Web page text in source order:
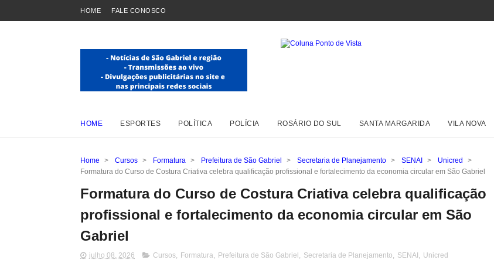
HOME FALE CONOSCO
HOME ESPORTES POLÍTICA POLÍCIA ROSÁRIO DO SUL SANTA MARGARIDA VILA NOVA
Home > Cursos > Formatura > Prefeitura de São Gabriel > Secretaria de Planejamento > SENAI > Unicred
>
Formatura do Curso de Costura Criativa celebra qualificação profissional e fortalecimento da economia circular em São Gabriel
Formatura do Curso de Costura Criativa celebra qualificação
profissional e fortalecimento da economia circular em São
Gabriel
julho 08, 2026 Cursos, Formatura, Prefeitura de São Gabriel , Secretaria de Planejamento, SENAI , Unicred